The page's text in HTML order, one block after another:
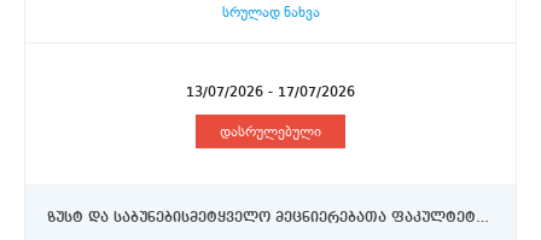
სრულად ნახვა
13/07/2026 - 17/07/2026
დასრულებული
ზუსტ და საბუნებისმეტყველო მეცნიერებათა ფაკულტეტი - ასოცირებული პროფესორები